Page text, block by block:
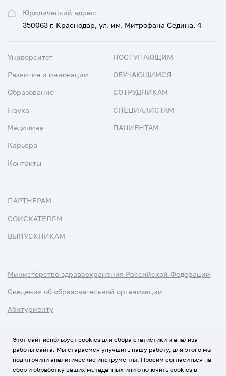
Юридический адрес:
350063 г. Краснодар, ул. им. Митрофана Седина, 4
Университет
Развитие и инновации
Образование
Наука
Медицина
Карьера
Контакты
ПОСТУПАЮЩИМ
ОБУЧАЮЩИМСЯ
СОТРУДНИКАМ
СПЕЦИАЛИСТАМ
ПАЦИЕНТАМ
ПАРТНЕРАМ
СОИСКАТЕЛЯМ
ВЫПУСКНИКАМ
Министерство здравоохранения Российской Федерации
Сведения об образовательной организации
Абитуриенту
Политика обработки персональных данных
Этот сайт использует cookies для сбора статистики и анализа
работы сайта. Мы стараемся улучшить нашу работу, для этого мы
подключили аналитические инструменты. Просим согласиться на
сбор и обработку ваших метаданных или отключить cookies в